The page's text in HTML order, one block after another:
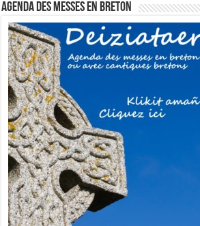
Agenda des messes en breton